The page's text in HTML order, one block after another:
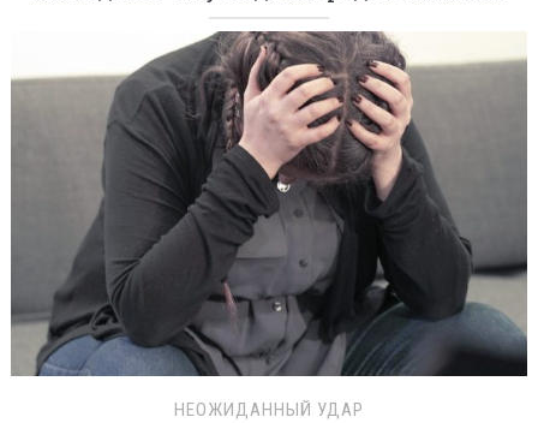
НЕОЖИДАННЫЙ УДАР